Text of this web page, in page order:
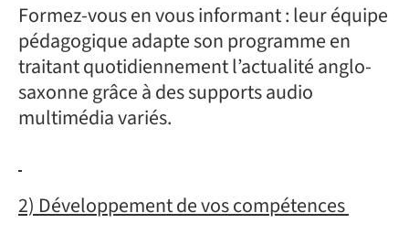
Formez-vous en vous informant : leur équipe
pédagogique adapte son programme en
traitant quotidiennement l’actualité anglo-
saxonne grâce à des supports audio
multimédia variés.
2) Développement de vos compétences